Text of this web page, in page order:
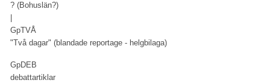
? (Bohuslän?)
GpTVÅ
"Två dagar" (blandade reportage - helgbilaga)
GpDEB
debattartiklar